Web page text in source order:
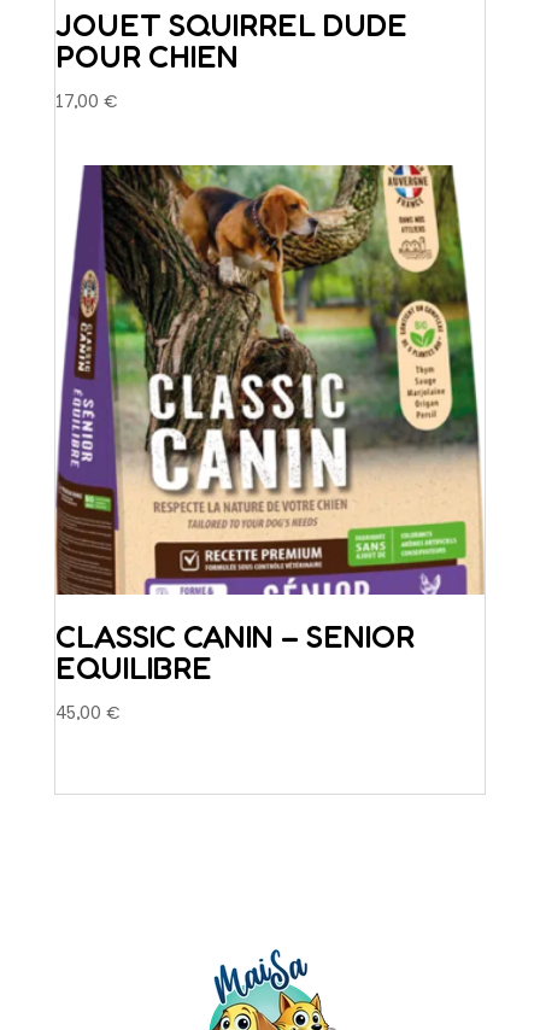
JOUET SQUIRREL DUDE
POUR CHIEN
17,00 €
CLASSIC CANIN – SENIOR
EQUILIBRE
45,00 €